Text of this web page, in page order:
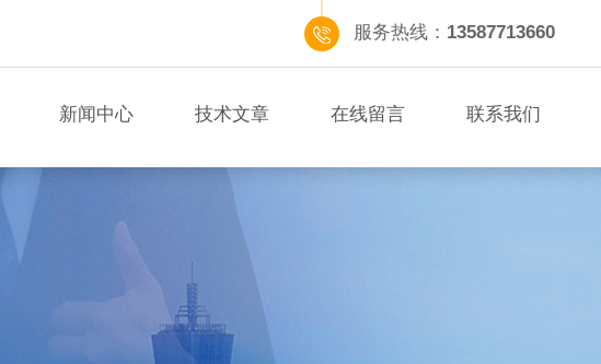
服务热线： 13587713660
新闻中心 技术文章 在线留言 联系我们